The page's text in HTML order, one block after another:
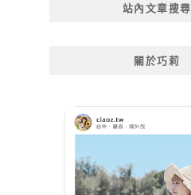
站內文章搜尋
關於巧莉